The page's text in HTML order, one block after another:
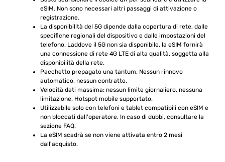
eSIM. Non sono necessari altri passaggi di attivazione o
registrazione.
La disponibilità del 5G dipende dalla copertura di rete, dalle
specifiche regionali del dispositivo e dalle impostazioni del
telefono. Laddove il 5G non sia disponibile, la eSIM fornirà
una connessione di rete 4G LTE di alta qualità, soggetta alla
disponibilità della rete.
Pacchetto prepagato una tantum. Nessun rinnovo
automatico, nessun contratto.
Velocità dati massima: nessun limite giornaliero, nessuna
limitazione. Hotspot mobile supportato.
Utilizzabile solo con telefoni e tablet compatibili con eSIM e
non bloccati dall'operatore. In caso di dubbi, consultare la
sezione FAQ.
La eSIM scadrà se non viene attivata entro 2 mesi
dall'acquisto.